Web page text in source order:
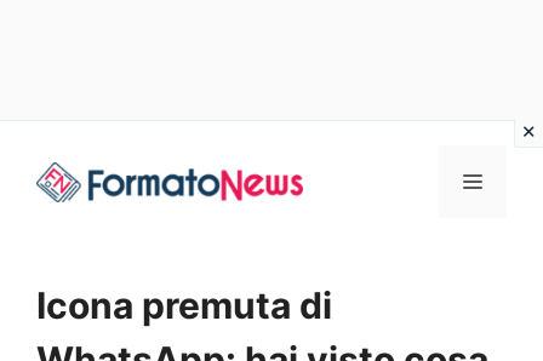
Menu
Icona premuta di